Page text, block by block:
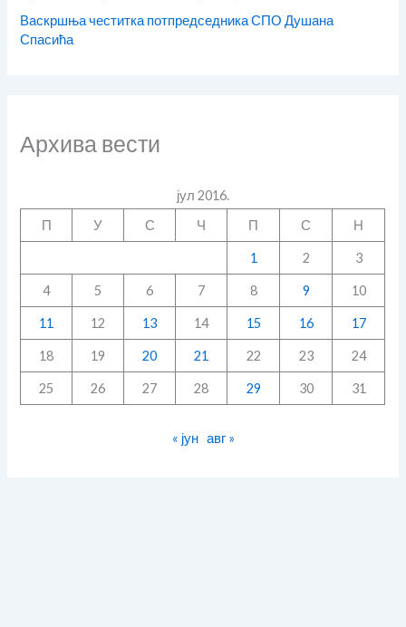
Васкршња честитка потпредседника СПО Душана
Спасића
Архива вести
јул 2016.
П
У С Ч П С Н
1 2 3
4 5 6 7 8 9 10
11 12 13 14 15 16 17
18 19 20 21 22 23 24
25 26 27 28 29 30 31
« јун авг »